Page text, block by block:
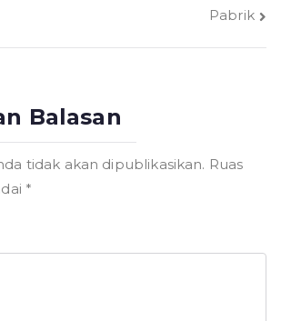
Pabrik
Balasan
tidak akan dipublikasikan. Ruas
*